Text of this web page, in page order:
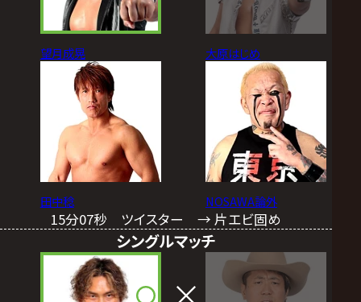
望月成晃
田中稔
大原はじめ
NOSAWA論外
15分07秒 ツイスター → 片エビ固め
シングルマッチ